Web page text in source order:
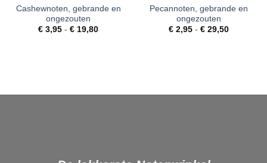
aan
verlanglijst
Cashewnoten, gebrande en
ongezouten
€ 3,95 - € 19,80Prijsklasse:
aan
verlanglijst
Pecannoten, gebrande en
ongezouten
€ 2,95 - € 29,50